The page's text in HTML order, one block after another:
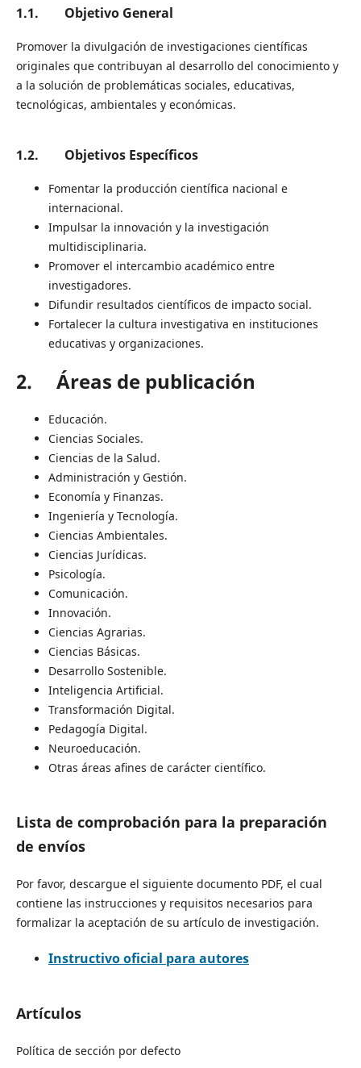
1.1. Objetivo General
Promover la divulgación de investigaciones científicas
originales que contribuyan al desarrollo del conocimiento y
a la solución de problemáticas sociales, educativas,
tecnológicas, ambientales y económicas.
1.2. Objetivos Específicos
Fomentar la producción científica nacional e
internacional.
Impulsar la innovación y la investigación
multidisciplinaria.
Promover el intercambio académico entre
investigadores.
Difundir resultados científicos de impacto social.
Fortalecer la cultura investigativa en instituciones
educativas y organizaciones.
2. Áreas de publicación
Educación.
Ciencias Sociales.
Ciencias de la Salud.
Administración y Gestión.
Economía y Finanzas.
Ingeniería y Tecnología.
Ciencias Ambientales.
Ciencias Jurídicas.
Psicología.
Comunicación.
Innovación.
Ciencias Agrarias.
Ciencias Básicas.
Desarrollo Sostenible.
Inteligencia Artificial.
Transformación Digital.
Pedagogía Digital.
Neuroeducación.
Otras áreas afines de carácter científico.
Lista de comprobación para la preparación
de envíos
Por favor, descargue el siguiente documento PDF, el cual
contiene las instrucciones y requisitos necesarios para
formalizar la aceptación de su artículo de investigación.
Instructivo oficial para autores
Artículos
Política de sección por defecto